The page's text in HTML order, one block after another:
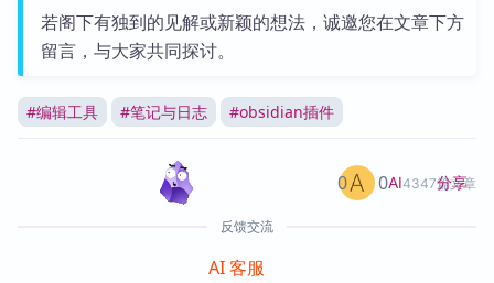
若阁下有独到的见解或新颖的想法，诚邀您在文章下方
留言，与大家共同探讨。
#编辑工具 #笔记与日志 #obsidian插件
AI4347篇文章
0 0 分享
反馈交流
AI 客服